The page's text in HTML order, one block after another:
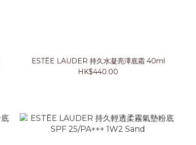
ESTĒE LAUDER 持久水凝亮澤底霜 40ml
HK$440.00